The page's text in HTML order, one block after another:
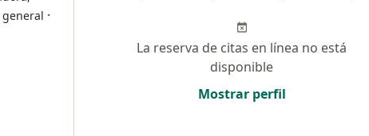
·
La reserva de citas en línea no está
disponible
Mostrar perfil